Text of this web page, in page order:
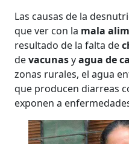
Las causas de la
que ver con la mala
resultado de la falta de
devacunasyagua de
zonas rurales, el agua
que producen diarreas
exponen a